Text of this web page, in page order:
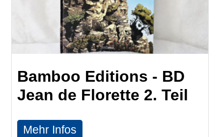
​Bamboo Editions - BD
Jean de Florette 2. Teil
Mehr Infos